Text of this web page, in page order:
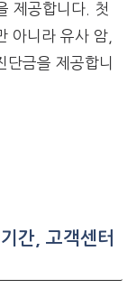
제공합니다. 첫
아니라 유사 암,
단금을 제공합니
간, 고객센터